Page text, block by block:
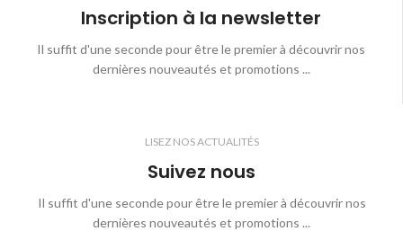
Inscription à la newsletter
Il suffit d'une seconde pour être le premier à découvrir nos
dernières nouveautés et promotions ...
LISEZ NOS ACTUALITÉS
Suivez nous
Il suffit d'une seconde pour être le premier à découvrir nos
dernières nouveautés et promotions ...